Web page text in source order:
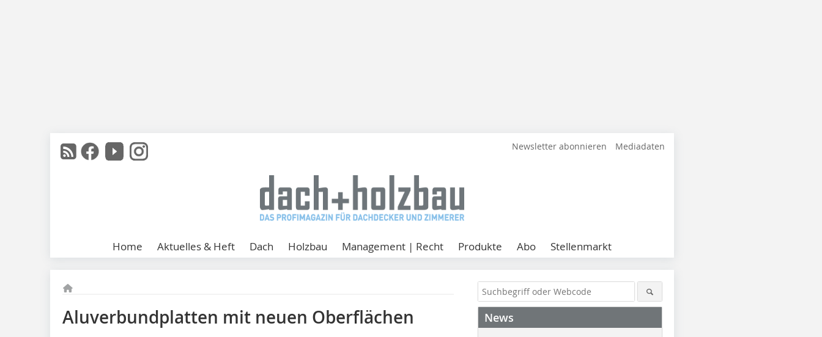
Newsletter abonnieren Mediadaten
Home Aktuelles & Heft Dach Holzbau Management | Recht Produkte Abo Stellenmarkt
Aluverbundplatten mit neuen Oberflächen News